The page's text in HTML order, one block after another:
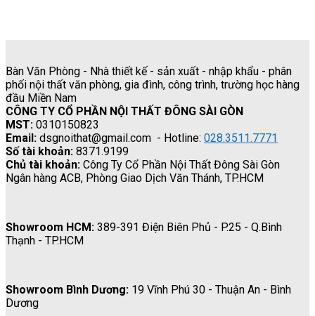
Bàn Văn Phòng - Nhà thiết kế - sản xuất - nhập khẩu - phân
phối nội thất văn phòng, gia đình, công trình, trường học hàng
đầu Miền Nam
CÔNG TY CỔ PHẦN NỘI THẤT ĐÔNG SÀI GÒN
MST: 0310150823
Email: dsgnoithat@gmail.com - Hotline: 028.3511.7771
Số tài khoản: 8371.9199
Chủ tài khoản: Công Ty Cổ Phần Nội Thất Đông Sài Gòn
Ngân hàng ACB, Phòng Giao Dịch Văn Thánh, TP.HCM
Showroom HCM: 389-391 Điện Biên Phủ - P.25 - Q.Bình
Thạnh - TP.HCM
Showroom Bình Dương: 19 Vĩnh Phú 30 - Thuận An - Bình
Dương